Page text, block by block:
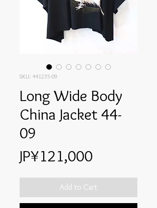
SKU: 441235-09
Long Wide Body
China Jacket 44-
09
JP¥121,000
Add to Cart